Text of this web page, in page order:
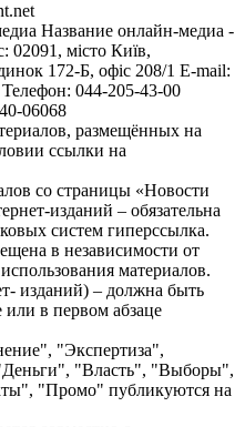
Название онлайн-медиа -
02091, місто Київ,
172-Б, офіс 208/1 E-mail:
Телефон: 044-205-43-00
06068
размещённых на
ссылки на
со страницы «Новости
изданий – обязательна
систем гиперссылка.
в независимости от
материалов.
изданий) – должна быть
или в первом абзаце
"Экспертиза",
"Власть", "Выборы",
"Промо" публикуются на